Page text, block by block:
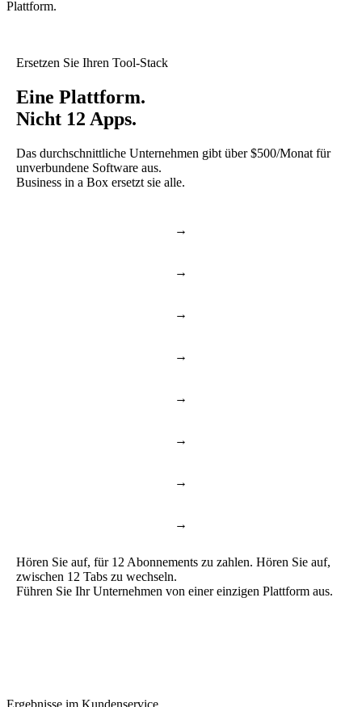
Plattform.
Ersetzen Sie Ihren Tool-Stack
Eine Plattform.
Nicht 12 Apps.
Das durchschnittliche Unternehmen gibt über $500/Monat für
unverbundene Software aus.
Business in a Box ersetzt sie alle.
→
→
→
→
→
→
→
→
Hören Sie auf, für 12 Abonnements zu zahlen. Hören Sie auf,
zwischen 12 Tabs zu wechseln.
Führen Sie Ihr Unternehmen von einer einzigen Plattform aus.